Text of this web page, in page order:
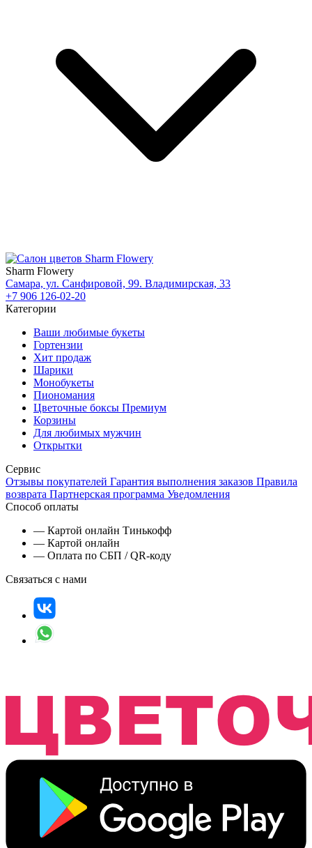
Sharm Flowery
Самара, ул. Санфировой, 99. Владимирская, 33
+7 906 126-02-20
Категории
Ваши любимые букеты
Гортензии
Хит продаж
Шарики
Монобукеты
Пиономания
Цветочные боксы Премиум
Корзины
Для любимых мужчин
Открытки
Сервис
Отзывы покупателей Гарантия выполнения заказов Правила
возврата Партнерская программа Уведомления
Способ оплаты
— Картой онлайн Тинькофф
— Картой онлайн
— Оплата по СБП / QR-коду
Связаться с нами